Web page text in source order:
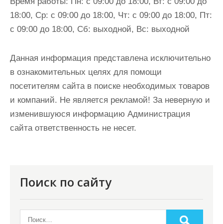
18:00, Ср: с 09:00 до 18:00, Чт: с 09:00 до 18:00, Пт:
с 09:00 до 18:00, Сб: выходной, Вс: выходной
Данная информация представлена исключительно
в ознакомительных целях для помощи
посетителям сайта в поиске необходимых товаров
и компаний. Не является рекламой! За неверную и
изменившуюся информацию Администрация
сайта ответственность не несет.
Поиск по сайту